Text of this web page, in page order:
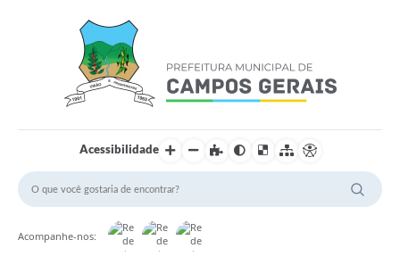
Acessibilidade
Acompanhe-nos: